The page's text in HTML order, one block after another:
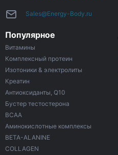
Sales@Energy-Body.ru
Популярное
Витамины
Комплексный протеин
Изотоники & электролиты
Креатин
Антиоксиданты, Q10
Бустер тестостерона
ВСАА
Аминокислотные комплексы
BETA-ALANINE
COLLAGEN